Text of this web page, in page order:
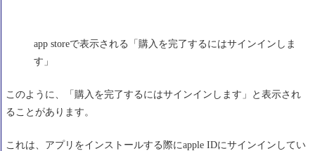
app storeで表示される「購入を完了するにはサインインしま
す」
このように、「購入を完了するにはサインインします」と表示され
ることがあります。
これは、アプリをインストールする際にapple IDにサインインしてい